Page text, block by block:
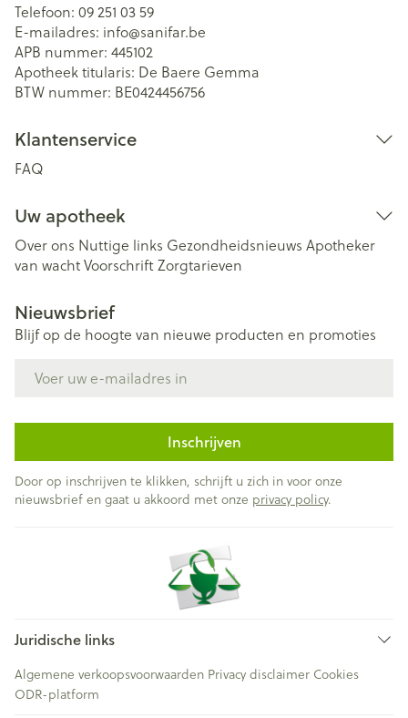
Telefoon: 09 251 03 59
E-mailadres: info@sanifar.be
APB nummer: 445102
Apotheek titularis: De Baere Gemma
BTW nummer: BE0424456756
Klantenservice
FAQ
Uw apotheek
Over ons Nuttige links Gezondheidsnieuws Apotheker
van wachtVoorschriftZorgtarieven
Nieuwsbrief
Blijf op de hoogte van nieuwe producten en promoties
Inschrijven
Door op inschrijven te klikken, schrijft u zich in voor onze
nieuwsbrief en gaat u akkoord met onze privacy policy.
Juridische links
Algemene verkoopsvoorwaarden Privacy disclaimer Cookies
ODR-platform